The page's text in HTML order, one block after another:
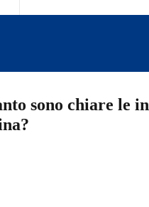
sono chiare le
5 stelle su 5
4 stelle su 5